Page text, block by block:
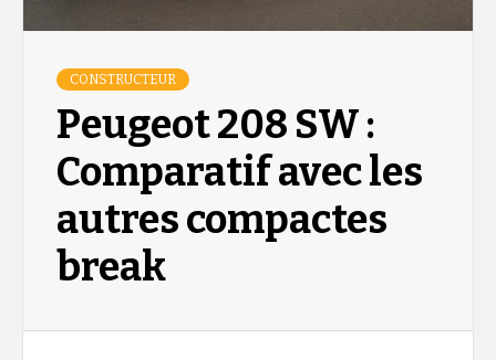
CONSTRUCTEUR
Peugeot 208 SW :
Comparatif avec les
autres compactes
break